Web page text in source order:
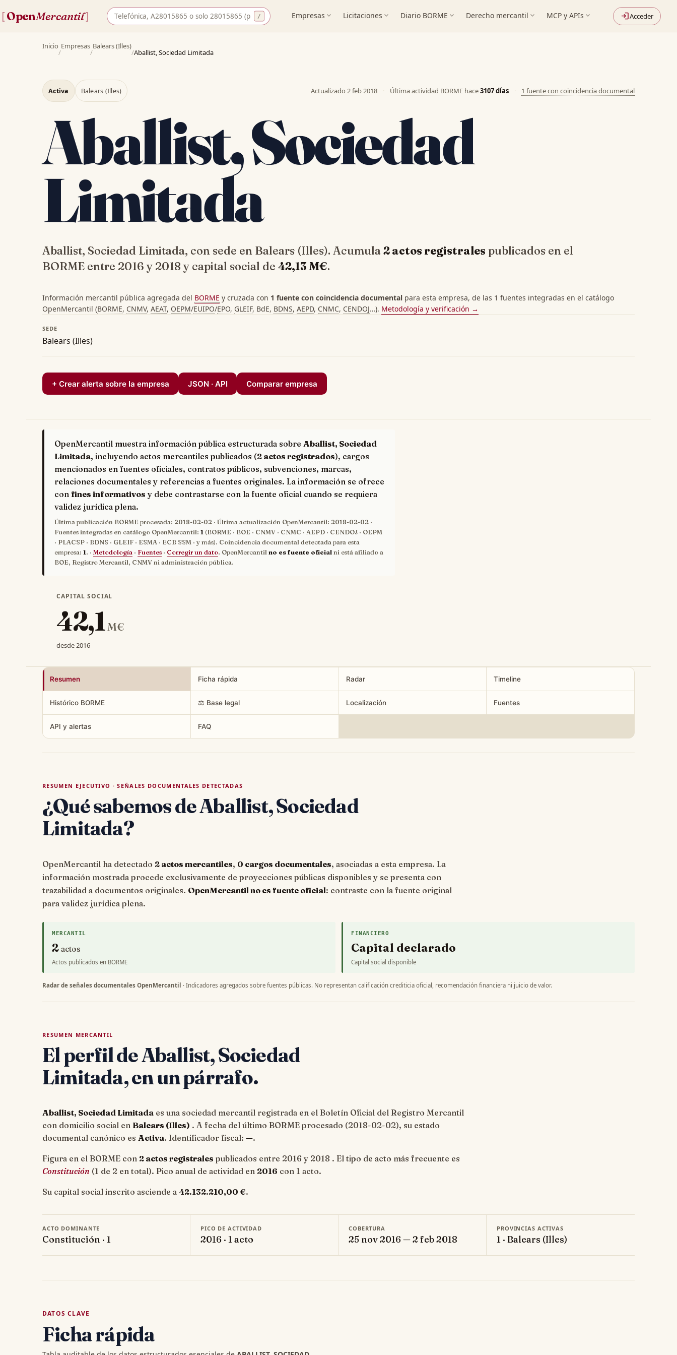
[ OpenMercantil] Buscar empresa por nombre o CIF Empresas expand_more Licitaciones expand_more Diario BORME expand_more Derecho mercantil expand_more MCP y APIs expand_more loginAcceder
Inicio
/
Empresas
/
Balears (Illes)
/Aballist, Sociedad Limitada
Activa Balears (Illes) Actualizado 2 feb 2018 · Última actividad BORME hace3107 días · 1 fuente con coincidencia documental
Aballist, Sociedad
Limitada
Aballist, Sociedad Limitada, con sede en Balears (Illes). Acumula2 actos registrales publicados en el
BORME entre 2016 y 2018 y capital social de 42,13 M€.
Información mercantil pública agregada del BORME y cruzada con 1 fuente con coincidencia documental para esta empresa, de las 1 fuentes integradas en el catálogo
OpenMercantil (BORME, CNMV, AEAT, OEPM/EUIPO/EPO, GLEIF, BdE, BDNS, AEPD, CNMC, CENDOJ…). Metodología y verificación →
SEDE
Balears (Illes)
+ Crear alerta sobre la empresa JSON · API Comparar empresa
OpenMercantil muestra información pública estructurada sobre Aballist, Sociedad
Limitada, incluyendo actos mercantiles publicados (2 actos registrados), cargos
mencionados en fuentes oficiales, contratos públicos, subvenciones, marcas,
relaciones documentales y referencias a fuentes originales. La información se ofrece
con fines informativos y debe contrastarse con la fuente oficial cuando se requiera
validez jurídica plena.
Última publicación BORME procesada: 2018-02-02 · Última actualización OpenMercantil: 2018-02-02 ·
Fuentes integradas en catálogo OpenMercantil: 1 (BORME · BOE · CNMV · CNMC · AEPD · CENDOJ · OEPM
· PLACSP · BDNS · GLEIF · ESMA · ECB SSM · y más). Coincidencia documental detectada para esta
empresa: 1. · Metodología · Fuentes · Corregir un dato. OpenMercantil no es fuente oficial ni está afiliado a
BOE, Registro Mercantil, CNMV ni administración pública.
CAPITAL SOCIAL
42,1M€
desde 2016
Resumen Ficha rápida Radar Timeline
Histórico BORME ⚖️ Base legal Localización Fuentes
API y alertas FAQ
RESUMEN EJECUTIVO · SEÑALES DOCUMENTALES DETECTADAS
¿Qué sabemos de Aballist, Sociedad
Limitada?
OpenMercantil ha detectado 2 actos mercantiles, 0 cargos documentales, asociadas a esta empresa. La
información mostrada procede exclusivamente de proyecciones públicas disponibles y se presenta con
trazabilidad a documentos originales. OpenMercantil no es fuente oficial: contraste con la fuente original
para validez jurídica plena.
MERCANTIL
2 actos
Actos publicados en BORME
FINANCIERO
Capital declarado
Capital social disponible
Radar de señales documentales OpenMercantil · Indicadores agregados sobre fuentes públicas. No representan calificación crediticia oficial, recomendación financiera ni juicio de valor.
RESUMEN MERCANTIL
El perfil de Aballist, Sociedad
Limitada, en un párrafo.
Aballist, Sociedad Limitada es una sociedad mercantil registrada en el Boletín Oficial del Registro Mercantil
con domicilio social en Balears (Illes) . A fecha del último BORME procesado (2018-02-02), su estado
documental canónico es Activa. Identificador fiscal: —.
Figura en el BORME con 2 actos registrales publicados entre 2016 y 2018 . El tipo de acto más frecuente es
Constitución (1 de 2 en total). Pico anual de actividad en 2016 con 1 acto.
Su capital social inscrito asciende a 42.132.210,00 €.
ACTO DOMINANTE
Constitución · 1
PICO DE ACTIVIDAD
2016 · 1 acto
COBERTURA
25 nov 2016 — 2 feb 2018
PROVINCIAS ACTIVAS
1 · Balears (Illes)
DATOS CLAVE
Ficha rápida